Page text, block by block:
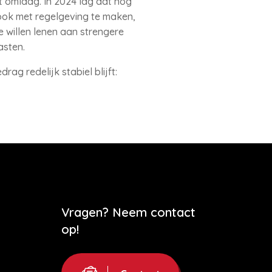
met regelgeving te maken,
willen lenen aan strengere
redelijk stabiel blijft:
Vragen? Neem contact
op!